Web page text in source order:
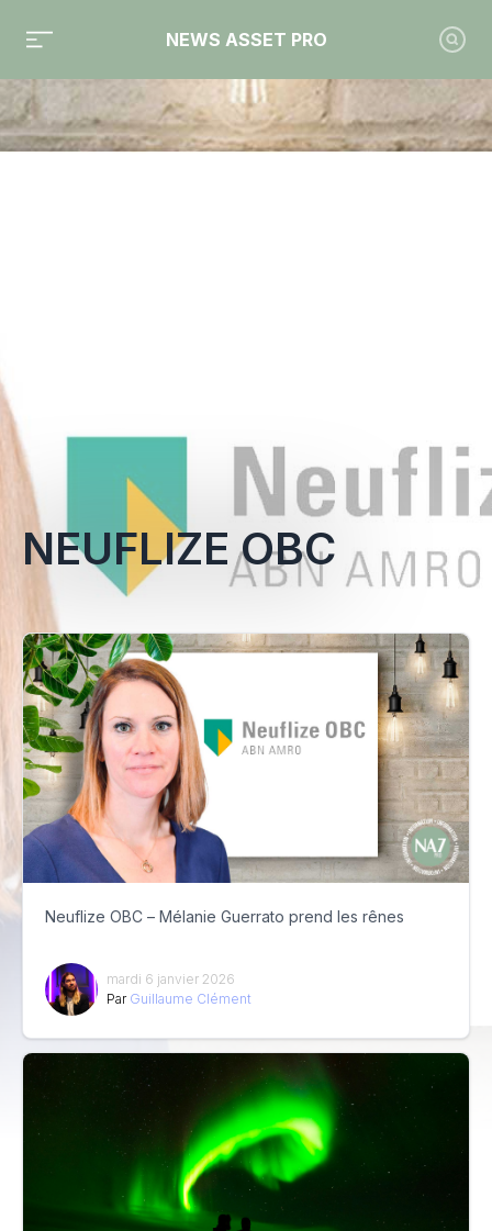
NEWS ASSET PRO
Toute l'actualité sur le tag "Neuflize OBC"
NEUFLIZE OBC
Neuflize OBC – Mélanie Guerrato prend les rênes
mardi 6 janvier 2026
Par Guillaume Clément